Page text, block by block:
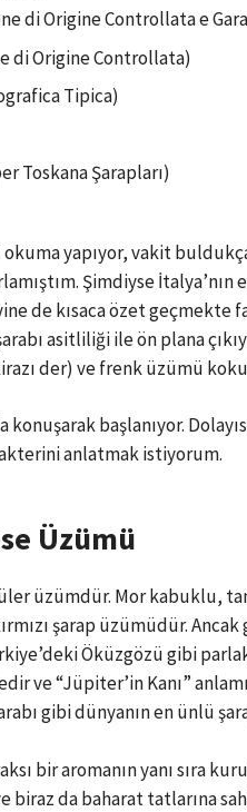
di Origine Controllata e
di Origine Controllata)
Tipica)
Toskana Şarapları)
okuma yapıyor, vakit
Şimdiyse
de kısaca özet geçmekte
asitliliği ile ön plana
der) ve frenk üzümü
başlanıyor.
anlatmak istiyorum.
Üzümü
üzümdür. Mor kabuklu,
şarap üzümüdür.
Öküzgözü gibi
“Jüpiter’in Kanı”
gibi dünyanın en ünlü
bir aromanın yanı sıra
da baharat tatlarına